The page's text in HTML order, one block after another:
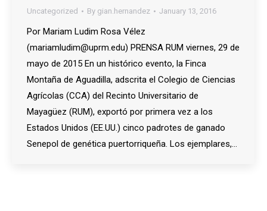
Uncategorized By gian.hernandez January 13, 2016
Por Mariam Ludim Rosa Vélez
(mariamludim@uprm.edu) PRENSA RUM viernes, 29 de
mayo de 2015 En un histórico evento, la Finca
Montaña de Aguadilla, adscrita el Colegio de Ciencias
Agrícolas (CCA) del Recinto Universitario de
Mayagüez (RUM), exportó por primera vez a los
Estados Unidos (EE.UU.) cinco padrotes de ganado
Senepol de genética puertorriqueña. Los ejemplares,…